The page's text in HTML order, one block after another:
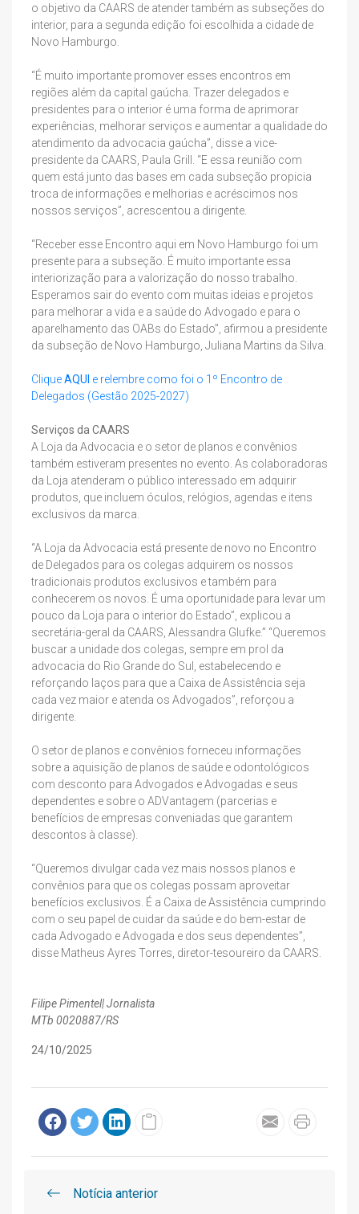
o objetivo da CAARS de atender também as subseções do
interior, para a segunda edição foi escolhida a cidade de
Novo Hamburgo.
“É muito importante promover esses encontros em
regiões além da capital gaúcha. Trazer delegados e
presidentes para o interior é uma forma de aprimorar
experiências, melhorar serviços e aumentar a qualidade do
atendimento da advocacia gaúcha”, disse a vice-
presidente da CAARS, Paula Grill. “E essa reunião com
quem está junto das bases em cada subseção propicia
troca de informações e melhorias e acréscimos nos
nossos serviços”, acrescentou a dirigente.
“Receber esse Encontro aqui em Novo Hamburgo foi um
presente para a subseção. É muito importante essa
interiorização para a valorização do nosso trabalho.
Esperamos sair do evento com muitas ideias e projetos
para melhorar a vida e a saúde do Advogado e para o
aparelhamento das OABs do Estado”, afirmou a presidente
da subseção de Novo Hamburgo, Juliana Martins da Silva.
CliqueAQUI e relembre como foi o 1º Encontro de
Delegados (Gestão 2025-2027)
Serviços da CAARS
A Loja da Advocacia e o setor de planos e convênios
também estiveram presentes no evento. As colaboradoras
da Loja atenderam o público interessado em adquirir
produtos, que incluem óculos, relógios, agendas e itens
exclusivos da marca.
“A Loja da Advocacia está presente de novo no Encontro
de Delegados para os colegas adquirem os nossos
tradicionais produtos exclusivos e também para
conhecerem os novos. É uma oportunidade para levar um
pouco da Loja para o interior do Estado”, explicou a
secretária-geral da CAARS, Alessandra Glufke.” “Queremos
buscar a unidade dos colegas, sempre em prol da
advocacia do Rio Grande do Sul, estabelecendo e
reforçando laços para que a Caixa de Assistência seja
cada vez maior e atenda os Advogados”, reforçou a
dirigente.
O setor de planos e convênios forneceu informações
sobre a aquisição de planos de saúde e odontológicos
com desconto para Advogados e Advogadas e seus
dependentes e sobre o ADVantagem (parcerias e
benefícios de empresas conveniadas que garantem
descontos à classe).
“Queremos divulgar cada vez mais nossos planos e
convênios para que os colegas possam aproveitar
benefícios exclusivos. É a Caixa de Assistência cumprindo
com o seu papel de cuidar da saúde e do bem-estar de
cada Advogado e Advogada e dos seus dependentes”,
disse Matheus Ayres Torres, diretor-tesoureiro da CAARS.
Filipe Pimentel| Jornalista
MTb 0020887/RS
24/10/2025
Notícia anterior